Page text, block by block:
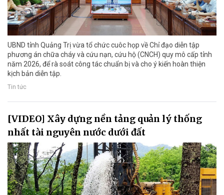
UBND tỉnh Quảng Trị vừa tổ chức cuôc họp về Chỉ đạo diễn tập
phương án chữa cháy và cứu nạn, cứu hộ (CNCH) quy mô cấp tỉnh
năm 2026, để rà soát công tác chuẩn bị và cho ý kiến hoàn thiện
kịch bản diễn tập.
Tin tức
[VIDEO] Xây dựng nền tảng quản lý thống
nhất tài nguyên nước dưới đất